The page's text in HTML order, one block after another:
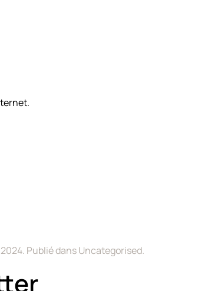
. Publié dansUncategorised.